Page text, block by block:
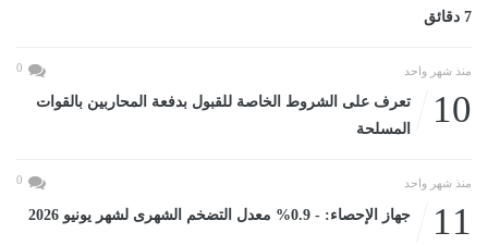
7 دقائق
منذ شهر واحد 0
10
تعرف على الشروط الخاصة للقبول بدفعة المحاربين بالقوات
المسلحة
منذ شهر واحد 0
11 جهاز الإحصاء: - 0.9% معدل التضخم الشهرى لشهر يونيو 2026